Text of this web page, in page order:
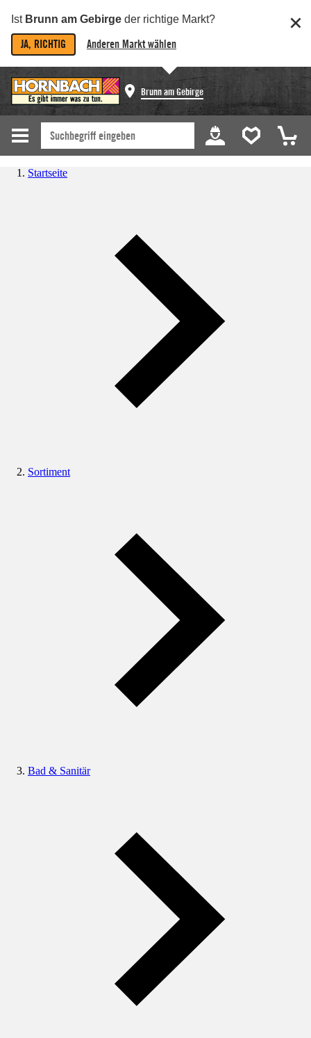
Ist Brunn am Gebirge der richtige Markt?
JA, RICHTIG Anderen Markt wählen
Brunn am Gebirge
Startseite
Sortiment
Bad & Sanitär